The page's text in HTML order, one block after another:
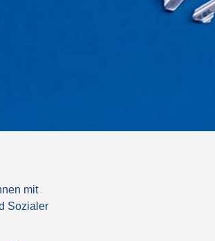
mit
Sozialer